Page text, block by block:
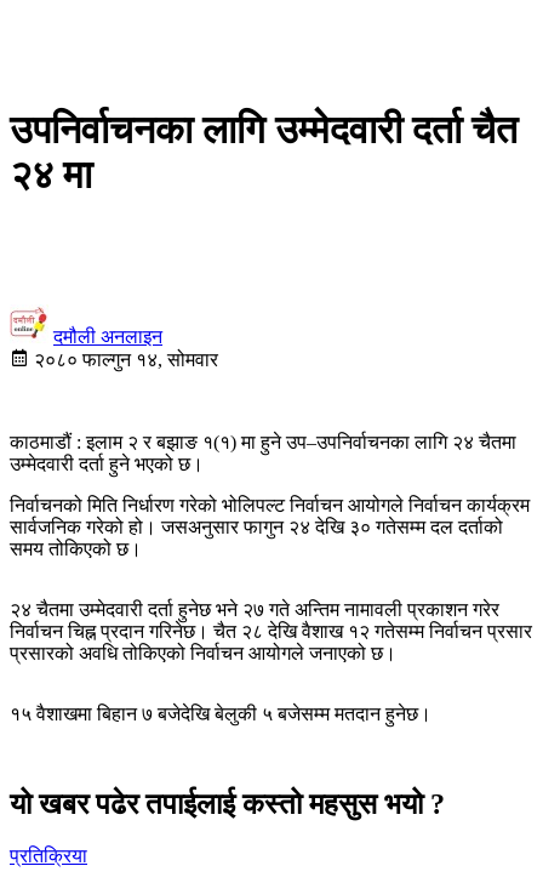
उपनिर्वाचनका लागि उम्मेदवारी दर्ता चैत
२४ मा
दमौली अनलाइन
२०८० फाल्गुन १४, सोमवार
काठमाडौं : इलाम २ र बझाङ १(१) मा हुने उप–उपनिर्वाचनका लागि २४ चैतमा
उम्मेदवारी दर्ता हुने भएको छ।
निर्वाचनको मिति निर्धारण गरेको भोलिपल्ट निर्वाचन आयोगले निर्वाचन कार्यक्रम
सार्वजनिक गरेको हो। जसअनुसार फागुन २४ देखि ३० गतेसम्म दल दर्ताको
समय तोकिएको छ।
२४ चैतमा उम्मेदवारी दर्ता हुनेछ भने २७ गते अन्तिम नामावली प्रकाशन गरेर
निर्वाचन चिह्न प्रदान गरिनेछ। चैत २८ देखि वैशाख १२ गतेसम्म निर्वाचन प्रसार
प्रसारको अवधि तोकिएको निर्वाचन आयोगले जनाएको छ।
१५ वैशाखमा बिहान ७ बजेदेखि बेलुकी ५ बजेसम्म मतदान हुनेछ।
यो खबर पढेर तपाईलाई कस्तो महसुस भयो ?
प्रतिक्रिया